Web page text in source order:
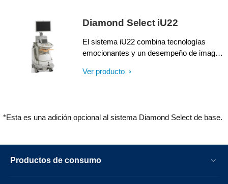
Imágenes excelentes le ayudan a
diagnosticar con confianza a los pacientes
técnicamente difíciles.
Diamond Select iU22
El sistema iU22 combina tecnologías
emocionantes y un desempeño de imagen
ergonómicamente centrado en el paciente
Ver producto
*Esta es una adición opcional al sistema Diamond Select de base.
Productos de consumo